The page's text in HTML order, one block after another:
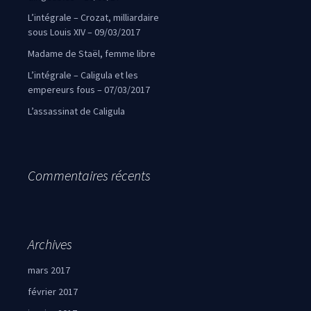
L’intégrale – Crozat, milliardaire
sous Louis XIV – 09/03/2017
Madame de Staël, femme libre
L’intégrale – Caligula et les
empereurs fous – 07/03/2017
L’assassinat de Caligula
Commentaires récents
Archives
mars 2017
février 2017